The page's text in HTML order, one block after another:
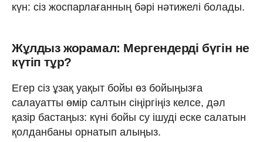
күн: сіз жоспарлағанның бәрі нәтижелі болады.
Жұлдыз жорамал: Мергендерді бүгін не
күтіп тұр?
Егер сіз ұзақ уақыт бойы өз бойыңызға
салауатты өмір салтын сіңіргіңіз келсе, дәл
қазір бастаңыз: күні бойы су ішуді еске салатын
қолданбаны орнатып алыңыз.